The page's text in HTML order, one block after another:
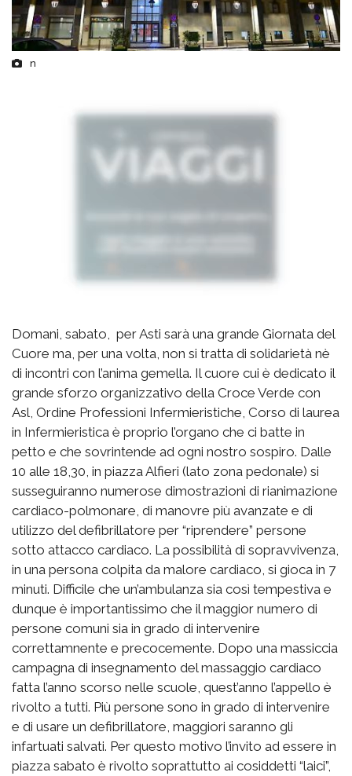
n
Domani, sabato, per Asti sarà una grande Giornata del
Cuore ma, per una volta, non si tratta di solidarietà nè
di incontri con l’anima gemella. Il cuore cui è dedicato il
grande sforzo organizzativo della Croce Verde con
Asl, Ordine Professioni Infermieristiche, Corso di laurea
in Infermieristica è proprio l’organo che ci batte in
petto e che sovrintende ad ogni nostro sospiro. Dalle
10 alle 18,30, in piazza Alfieri (lato zona pedonale) si
susseguiranno numerose dimostrazioni di rianimazione
cardiaco-polmonare, di manovre più avanzate e di
utilizzo del defibrillatore per “riprendere” persone
sotto attacco cardiaco. La possibilità di sopravvivenza,
in una persona colpita da malore cardiaco, si gioca in 7
minuti. Difficile che un’ambulanza sia così tempestiva e
dunque è importantissimo che il maggior numero di
persone comuni sia in grado di intervenire
correttamnente e precocemente. Dopo una massiccia
campagna di insegnamento del massaggio cardiaco
fatta l’anno scorso nelle scuole, quest’anno l’appello è
rivolto a tutti. Più persone sono in grado di intervenire
e di usare un defibrillatore, maggiori saranno gli
infartuati salvati. Per questo motivo l’invito ad essere in
piazza sabato è rivolto soprattutto ai cosiddetti “laici”,